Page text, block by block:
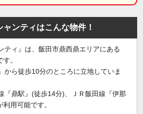
ンティはこんな物件！
ティ』は、飯田市鼎西鼎エリアにある
。
から徒歩10分のところに立地していま
『鼎駅』(徒歩14分)、ＪＲ飯田線『伊那
用可能です。